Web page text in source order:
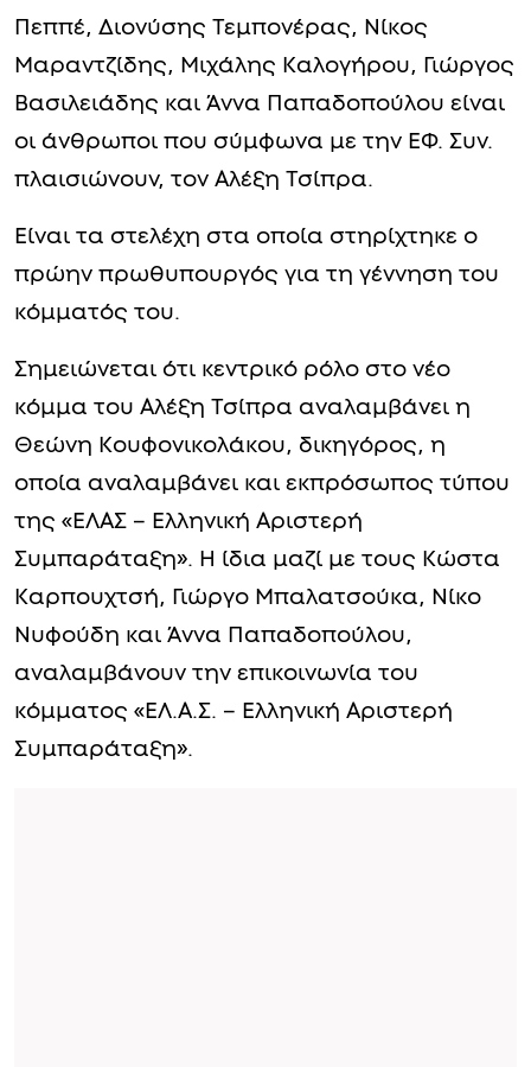
Πεππέ, Διονύσης Τεμπονέρας, Νίκος
Μαραντζίδης, Μιχάλης Καλογήρου, Γιώργος
Βασιλειάδης και Άννα Παπαδοπούλου είναι
οι άνθρωποι που σύμφωνα με την ΕΦ. Συν.
πλαισιώνουν, τον Αλέξη Τσίπρα.
Είναι τα στελέχη στα οποία στηρίχτηκε ο
πρώην πρωθυπουργός για τη γέννηση του
κόμματός του.
Σημειώνεται ότι κεντρικό ρόλο στο νέο
κόμμα του Αλέξη Τσίπρα αναλαμβάνει η
Θεώνη Κουφονικολάκου, δικηγόρος, η
οποία αναλαμβάνει και εκπρόσωπος τύπου
της «ΕΛΑΣ – Ελληνική Αριστερή
Συμπαράταξη». Η ίδια μαζί με τους Κώστα
Καρπουχτσή, Γιώργο Μπαλατσούκα, Νίκο
Νυφούδη και Άννα Παπαδοπούλου,
αναλαμβάνουν την επικοινωνία του
κόμματος «ΕΛ.Α.Σ. – Ελληνική Αριστερή
Συμπαράταξη».